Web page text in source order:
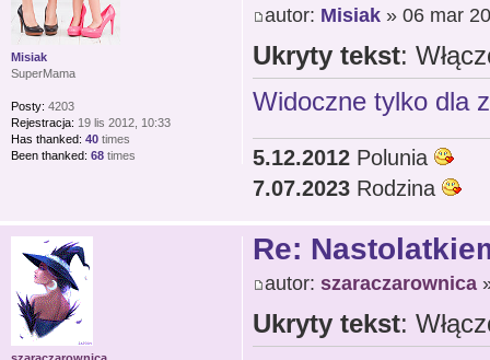
autor: Misiak» 06 mar
Ukryty tekst:
Widoczne tylko dla
5.12.2012Polunia
7.07.2023Rodzina
Misiak
SuperMama
Posty: 4203
Rejestracja: 19 lis 2012, 10:33
Has thanked: 40 times
Been thanked: 68 times
Re:
autor: szaraczarownica
Ukryty tekst: